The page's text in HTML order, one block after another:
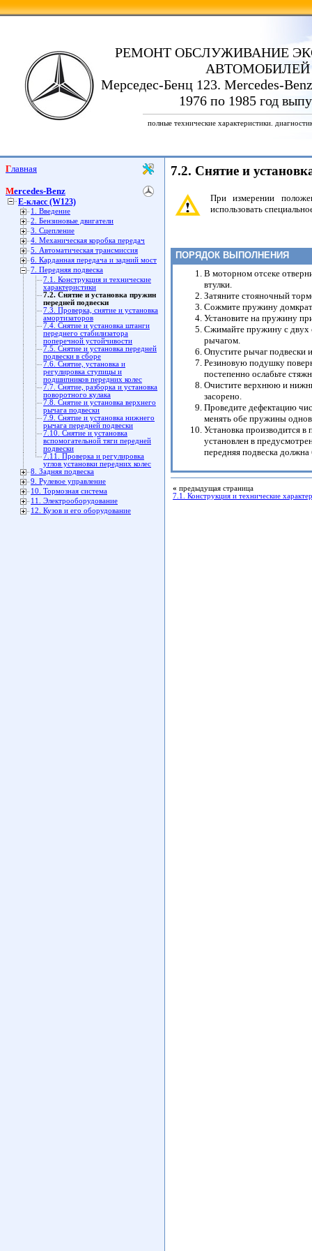
РЕМОНТ ОБСЛУЖИВАНИЕ
АВТОМОБИЛЕЙ
Мерседес-Бенц 123. Mercedes-
1976 по 1985 год
полные технические характеристики.
Главная
Mercedes-Benz
E-класс (W123)
1. Введение
2. Бензиновые двигатели
3. Сцепление
4. Механическая коробка передач
5. Автоматическая трансмиссия
6. Карданная передача и задний мост
7. Передняя подвеска
7.1. Конструкция и технические
характеристики
7.2. Снятие и установка пружин
передней подвески
7.3. Проверка, снятие и установка
амортизаторов
7.4. Снятие и установка штанги
переднего стабилизатора
поперечной устойчивости
7.5. Снятие и установка передней
подвески в сборе
7.6. Снятие, установка и
регулировка ступицы и
подшипников передних колес
7.7. Снятие, разборка и установка
поворотного кулака
7.8. Снятие и установка верхнего
рычага подвески
7.9. Снятие и установка нижнего
рычага передней подвески
7.10. Снятие и установка
вспомогательной тяги передней
подвески
7.11. Проверка и регулировка
углов установки передних колес
8. Задняя подвеска
9. Рулевое управление
10. Тормозная система
11. Электрооборудование
12. Кузов и его оборудование
7.2. Снятие и
При измерении
использовать
ПОРЯДОК ВЫПОЛНЕНИЯ
В моторном отсеке
втулки.
Затяните стояночный
Сожмите пружину
Установите на пружину
Сжимайте пружину с двух
рычагом.
Опустите рычаг подвески
Резиновую подушку
постепенно ослабьте
Очистите верхнюю и
засорено.
Проведите дефектацию
менять обе пружины
Установка производится
установлен в
передняя подвеска
« предыдущая страница
7.1. Конструкция и технические